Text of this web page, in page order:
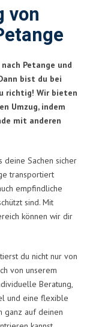
von
Petange und
bist du bei
richtig! Wir bieten
Umzug, indem
mit anderen
deine Sachen sicher
transportiert
empfindliche
sind. Mit
können wir dir
du nicht nur von
von unserem
Beratung,
und eine flexible
ganz auf deinen